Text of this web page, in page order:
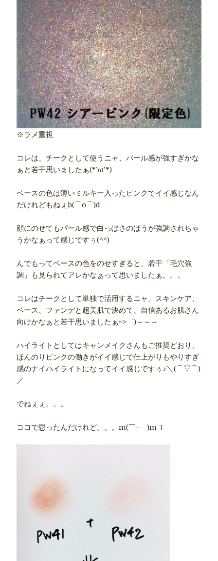
※ラメ重視
コレは、チークとして使うニャ、パール感が強すぎかな
ぁと若干思いましたぁ(*’ω’*)
ベースの色は薄いミルキー入ったピンクでイイ感じなん
だけれどもねぇb(⌒o⌒)d
顔にのせてもパール感で白っぽさのほうが強調されちゃ
うかなぁって感じですぅ(^^)
んでもってベースの色をのせすぎると、若干「毛穴強
調」も見られてアレかなぁって思いましたぁ。。。
コレはチークとして単独で活用するニャ、スキンケア、
ベース、ファンデと超美肌で決めて、自信あるお肌さん
向けかなぁと若干思いましたぁ~>゜)～～～
ハイライトとしてはキャンメイクさんもご推奨どおり、
ほんのりピンクの働きがイイ感じで仕上がりもやりすぎ
感のナイハイライトになってイイ感じですぅ♪＼(⌒▽⌒)
／
でねぇぇ。。。
ココで思ったんだけれど。。。m(￣ｰ￣)m ｺ